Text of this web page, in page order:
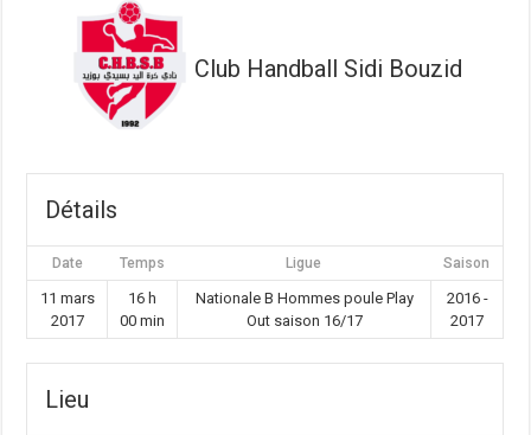
Club Handball Sidi Bouzid
Détails
Date Temps Ligue Saison
11 mars
2017
16 h
00 min
Nationale B Hommes poule Play
Out saison 16/17
2016 -
2017
Lieu